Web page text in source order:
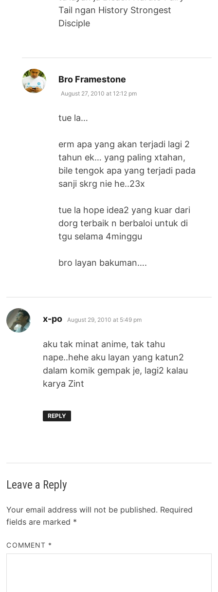
Tail ngan History Strongest
Disciple
Bro Framestone
August 27, 2010 at 12:12 pm
tue la…
erm apa yang akan terjadi lagi 2
tahun ek… yang paling xtahan,
bile tengok apa yang terjadi pada
sanji skrg nie he..23x
tue la hope idea2 yang kuar dari
dorg terbaik n berbaloi untuk di
tgu selama 4minggu
bro layan bakuman….
x-po says:
August 29, 2010 at 5:49 pm
aku tak minat anime, tak tahu
nape..hehe aku layan yang katun2
dalam komik gempak je, lagi2 kalau
karya Zint
REPLY
Leave a Reply
Your email address will not be published. Required
fields are marked *
COMMENT *